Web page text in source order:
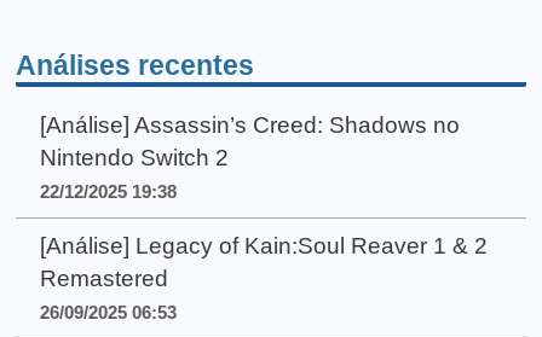
Análises recentes
[Análise] Assassin’s Creed: Shadows no
Nintendo Switch 2
22/12/2025 19:38
[Análise] Legacy of Kain:Soul Reaver 1 & 2
Remastered
26/09/2025 06:53